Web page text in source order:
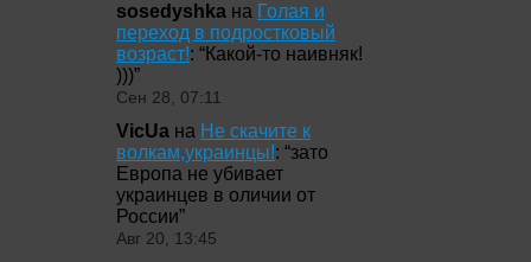
sosedyshka на Голая и
переход в подростковый
возраст!: “Какой-то наивняк!
)))”
Сен 28, 07:11
VicUa на Не скачите к
волкам,украинцы!: “зато
Европа не убивает
украинцев в оличии от
России”
Авг 20, 13:45